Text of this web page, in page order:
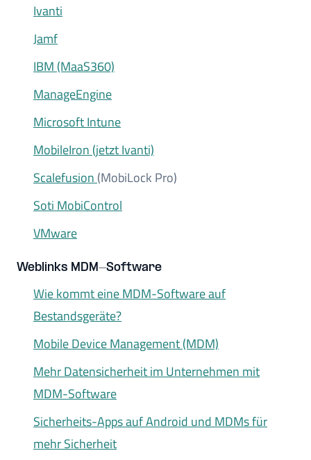
Ivanti
Jamf
IBM (MaaS360)
ManageEngine
Microsoft Intune
MobileIron (jetzt Ivanti)
Scalefusion (MobiLock Pro)
Soti MobiControl
VMware
Weblinks MDM-Software
Wie kommt eine MDM-Software auf
Bestandsgeräte?
Mobile Device Management (MDM)
Mehr Datensicherheit im Unternehmen mit
MDM-Software
Sicherheits-Apps auf Android und MDMs für
mehr Sicherheit